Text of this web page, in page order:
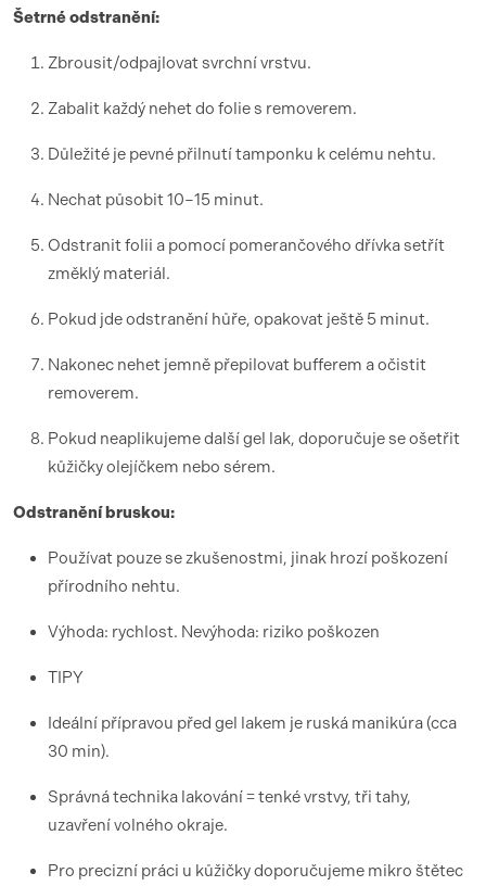
Šetrné odstranění:
Zbrousit/odpajlovat svrchní vrstvu.
Zabalit každý nehet do folie s removerem.
Důležité je pevné přilnutí tamponku k celému nehtu.
Nechat působit 10–15 minut.
Odstranit folii a pomocí pomerančového dřívka setřít
změklý materiál.
Pokud jde odstranění hůře, opakovat ještě 5 minut.
Nakonec nehet jemně přepilovat bufferem a očistit
removerem.
Pokud neaplikujeme další gel lak, doporučuje se ošetřit
kůžičky olejíčkem nebo sérem.
Odstranění bruskou:
Používat pouze se zkušenostmi, jinak hrozí poškození
přírodního nehtu.
Výhoda: rychlost. Nevýhoda: riziko poškozen
TIPY
Ideální přípravou před gel lakem je ruská manikúra (cca
30 min).
Správná technika lakování = tenké vrstvy, tři tahy,
uzavření volného okraje.
Pro precizní práci u kůžičky doporučujeme mikro štětec